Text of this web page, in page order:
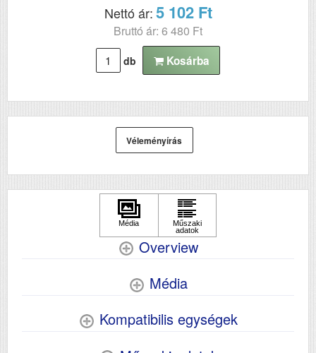
Nettó ár:5 102 Ft
Bruttó ár: 6 480 Ft
db Kosárba
Véleményírás
Overview
Média
Kompatibilis egységek